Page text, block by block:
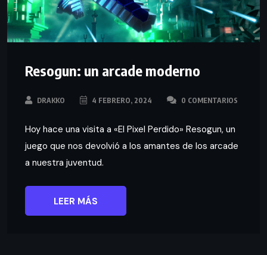
Resogun: un arcade moderno
DRAKKO 4 FEBRERO, 2024 0 COMENTARIOS
Hoy hace una visita a «El Pixel Perdido» Resogun, un
juego que nos devolvió a los amantes de los arcade
a nuestra juventud.
LEER MÁS